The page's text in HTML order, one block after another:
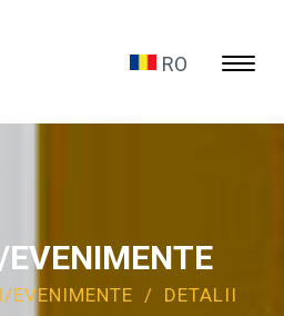
Toggle
RO
EVENIMENTE / DETALII